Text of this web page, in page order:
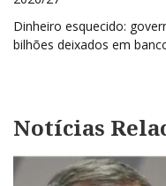
Post
Dinheiro esquecido:
bilhões deixados em
Notícias